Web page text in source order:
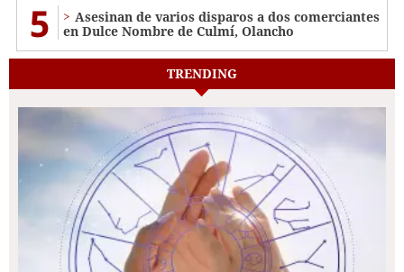
5
Asesinan de varios disparos a dos comerciantes
en Dulce Nombre de Culmí, Olancho
TRENDING